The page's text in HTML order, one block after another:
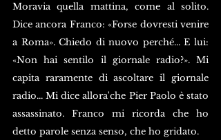
Moravia quella mattina, come al solito.
Dice ancora Franco: «Forse dovresti venire
a Roma». Chiedo di nuovo perché... E lui:
«Non hai sentilo il giornale radio?». Mi
capita raramente di ascoltare il giornale
radio... Mi dice allora'che Pier Paolo è stato
assassinato. Franco mi ricorda che ho
detto parole senza senso, che ho gridato.